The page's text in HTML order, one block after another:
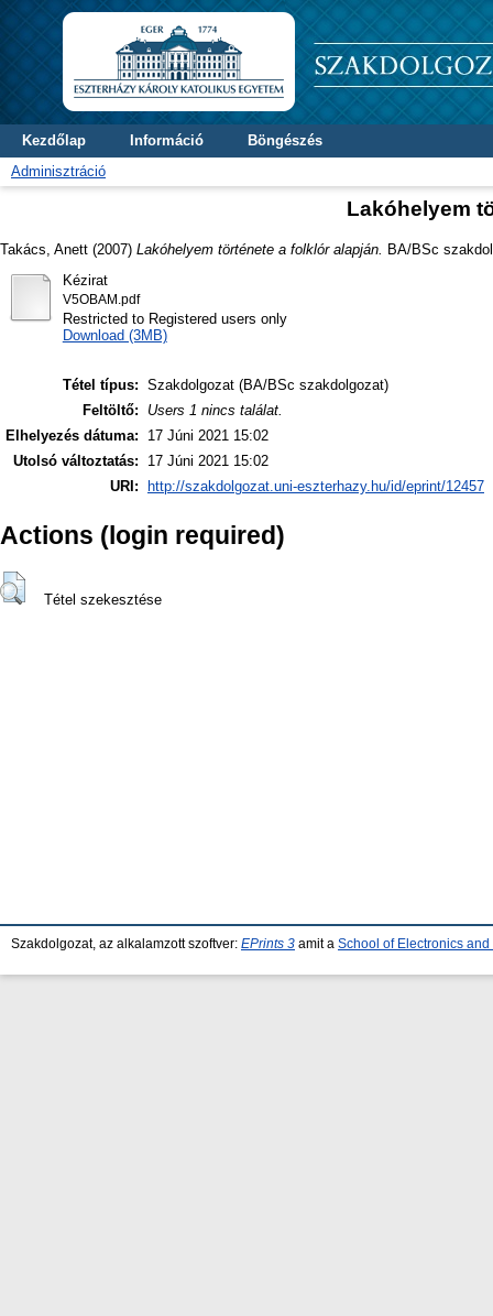
Kezdőlap Információ
Böngészés
Adminisztráció
Lakóhelyem
Takács, Anett (2007) Lakóhelyem története a folklór alapján.
BA/BSc
Kézirat
V5OBAM.pdf
Restricted to Registered users only
Download (3MB)
Tétel típus: Szakdolgozat (BA/BSc szakdolgozat)
Feltöltő:
Users 1 nincs találat.
Elhelyezés dátuma:
17 Júni 2021 15:02
Utolsó változtatás:
17 Júni 2021 15:02
URI:
http://szakdolgozat.uni-eszterhazy.hu/id/eprint/12457
Actions (login required)
Tétel szekesztése
Szakdolgozat, az alkalamzott szoftver: EPrints 3 amit a School of Electronics